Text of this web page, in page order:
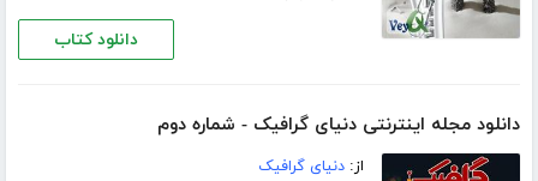
دانلود کتاب
دانلود مجله اینترنتی دنیای گرافیک - شماره دوم
از:دنیای گرافیک